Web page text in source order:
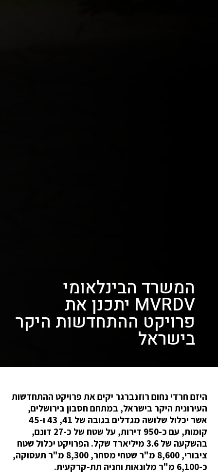
המשרד הבינלאומי
MVRDV יתכנן את
פרויקט ההתחדשות היקר
בישראל
היזם חרדי נחום רוזנברגר יקים את פרויקט ההתחדשות
העירונית היקר בישראל, במתחם חסבון בירושלים,
אשר יכלול שלושה מגדלים בגובה של 41, 43 ו-45
קומות, עם כ-950 דירות, על שטח של כ-27 דונם,
בהשקעה של 3.6 מיליארד שקל. הפרויקט יכלול שטח
ציבורי, 8,600 מ"ר שטחי מסחר, 8,300 מ"ר תעסוקה,
כ-6,100 מ"ר מלונאות וחניה תת-קרקעית.